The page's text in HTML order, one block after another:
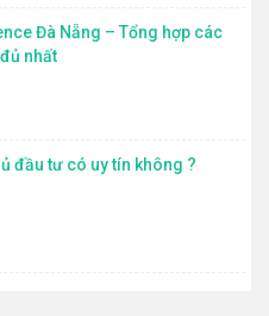
Đà Nẵng – Tổng hợp các
nhất
đầu tư có uy tín không ?